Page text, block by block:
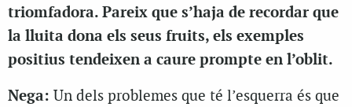
triomfadora. Pareix que s’haja de recordar que
la lluita dona els seus fruits, els exemples
positius tendeixen a caure prompte en l’oblit.
Nega: Un dels problemes que té l’esquerra és que